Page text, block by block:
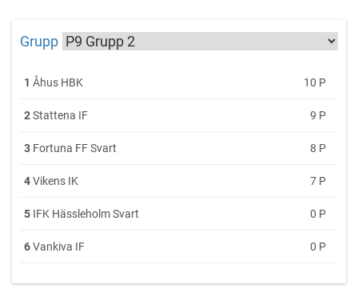
Grupp
1 Åhus HBK 10 P
2Stattena IF 9 P
3 Fortuna FF Svart 8 P
4Vikens IK 7 P
5 IFK Hässleholm Svart 0 P
6Vankiva IF 0 P